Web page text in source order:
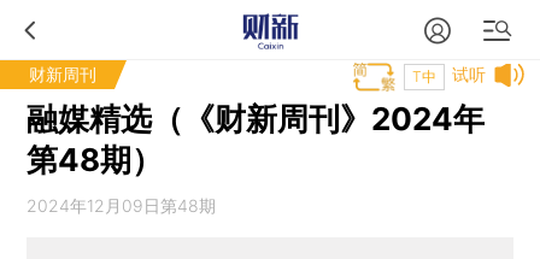
财新周刊 试听
T中
融媒精选（《财新周刊》2024年
第48期）
2024年12月09日第48期